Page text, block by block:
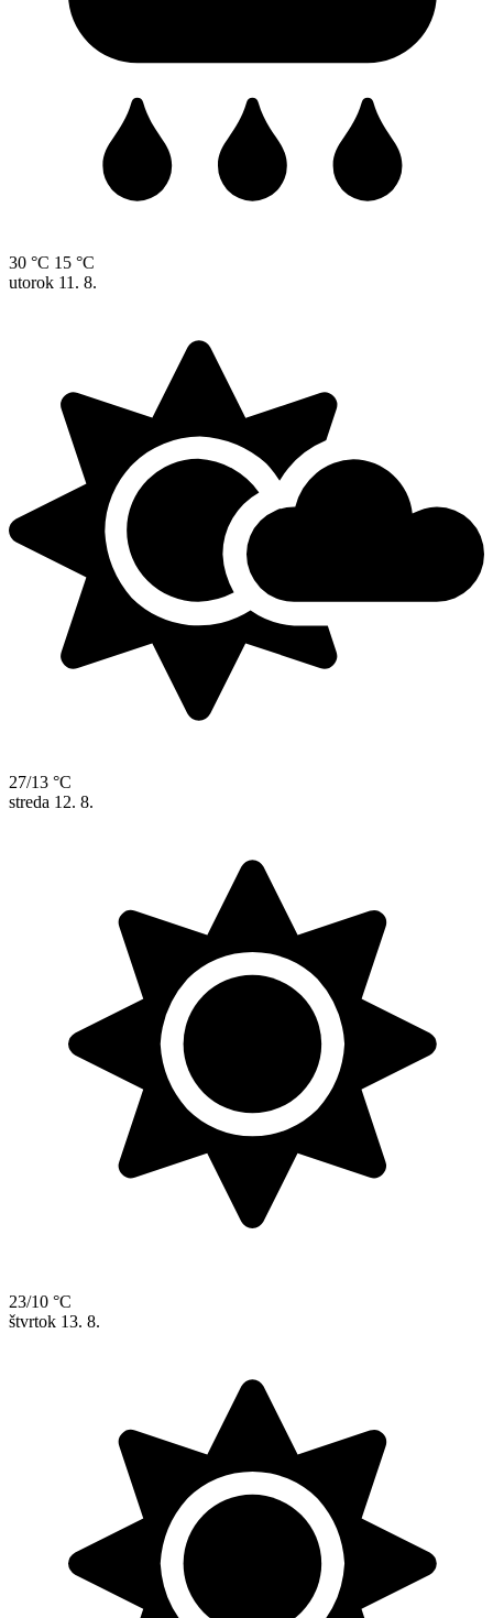
30 °C 15 °C
utorok 11. 8.
27/13 °C
streda 12. 8.
23/10 °C
štvrtok 13. 8.